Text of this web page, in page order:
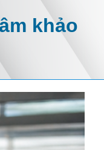
khảo